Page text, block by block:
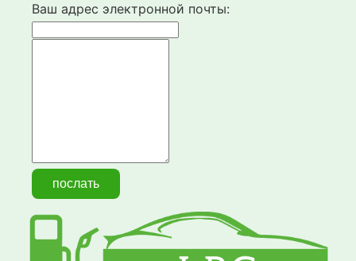
Ваш адрес электронной почты: